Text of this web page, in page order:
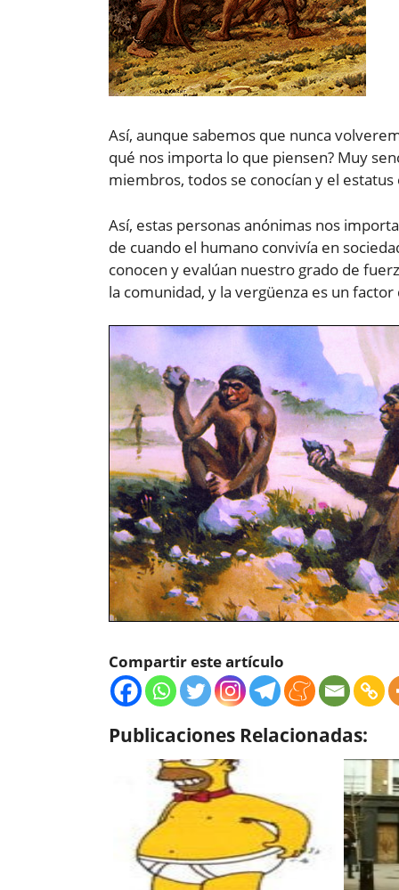
Así, aunque sabemos que nunca
qué nos importa lo que piensen? Muy
miembros, todos se conocían y el
Así, estas personas anónimas nos
de cuando el humano convivía en
conocen y evalúan nuestro grado de
la comunidad, y la vergüenza es un
Compartir este artículo
Publicaciones Relacionadas: